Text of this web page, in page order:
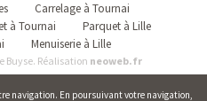
Carrelage à Tournai
à Tournai
Parquet à Lille
Menuiserie à Lille
Buyse. Réalisation neoweb.fr
navigation. En poursuivant votre navigation,